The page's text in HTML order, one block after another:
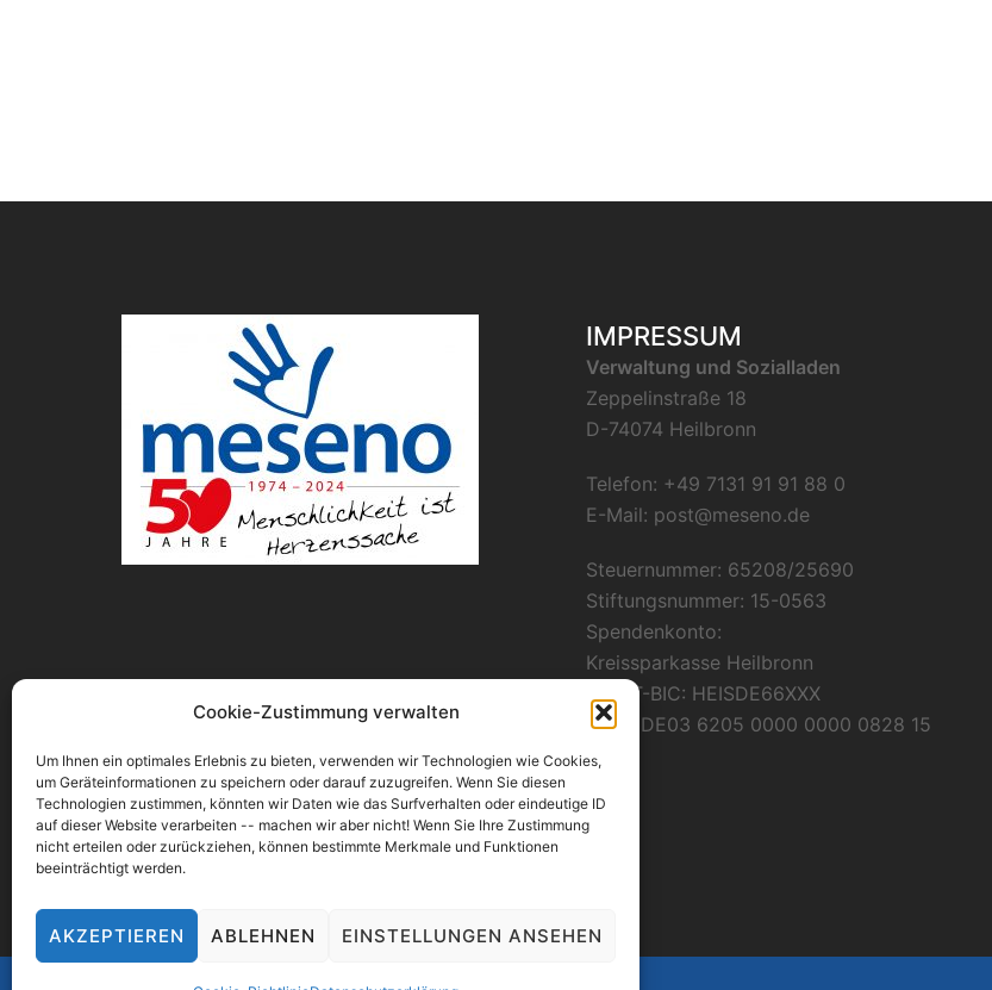
Cookie-Zustimmung verwalten
Um Ihnen ein optimales Erlebnis zu bieten, verwenden wir Technologien wie Cookies,
um Geräteinformationen zu speichern oder darauf zuzugreifen. Wenn Sie diesen
Technologien zustimmen, könnten wir Daten wie das Surfverhalten oder eindeutige ID
auf dieser Website verarbeiten -- machen wir aber nicht! Wenn Sie Ihre Zustimmung
nicht erteilen oder zurückziehen, können bestimmte Merkmale und Funktionen
beeinträchtigt werden.
AKZEPTIEREN ABLEHNEN EINSTELLUNGEN ANSEHEN
IMPRESSUM
Verwaltung und Sozialladen
Zeppelinstraße 18
D-74074 Heilbronn
Telefon: +49 7131 91 91 88 0
E-Mail: post@meseno.de
Steuernummer: 65208/25690
Stiftungsnummer: 15-0563
Spendenkonto:
Kreissparkasse Heilbronn
SWIFT-BIC: HEISDE66XXX
IBAN: DE03 6205 0000 0000 0828 15